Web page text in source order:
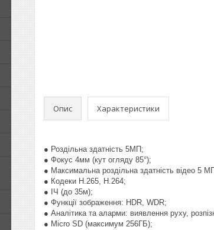
Опис Характеристики
● Роздільна здатність 5МП;
● Фокус 4мм (кут огляду 85°);
● Максимальна роздільна здатність відео 5
● Кодеки H.265, H.264;
● ІЧ (до 35м);
● Функції зображення: HDR, WDR;
● Аналітика та аларми: виявлення руху,
● Micro SD (максимум 256ГБ);